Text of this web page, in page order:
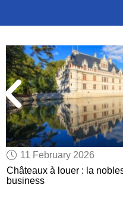
11 February 2026
Châteaux à louer : la
business